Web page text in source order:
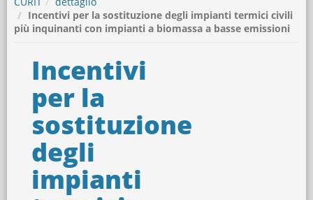
Incentivi per la sostituzione degli impianti termici civili
più inquinanti con impianti a biomassa a basse emissioni
Incentivi
per la
sostituzione
degli
impianti